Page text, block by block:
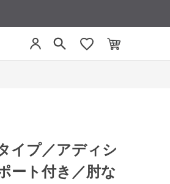
イプ／アディシ
ート付き／肘な